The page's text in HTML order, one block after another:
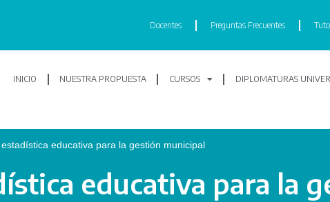
Docentes Preguntas Frecuentes
INICIO NUESTRA PROPUESTA CURSOS DIPLOMATURAS
educativa para la gestión municipal
educativa para la